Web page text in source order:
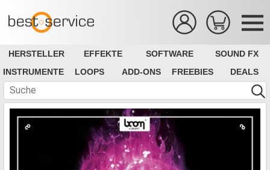
HERSTELLER EFFEKTE SOFTWARE
SOUND FX
INSTRUMENTE
LOOPS ADD-ONS FREEBIES DEALS